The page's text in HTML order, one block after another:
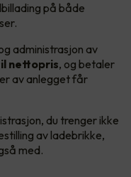
på både
administrasjon av
nettopris, og betaler
av anlegget får
du trenger ikke
av ladebrikke,
med.